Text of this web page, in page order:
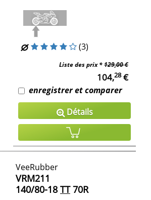
(3)
Liste des prix *129,00 €
104,28€
enregistrer et comparer
Détails
VeeRubber
VRM211
140/80-18 TT70R